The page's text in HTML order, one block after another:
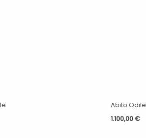
Abito Odile
1.100,00€